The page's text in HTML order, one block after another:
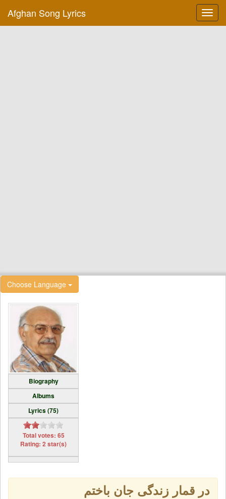
Afghan Song Lyrics
Choose Language
Biography
Albums
Lyrics (75)
Total votes: 65
Rating: 2 star(s)
در قمار زندگی جان باختم